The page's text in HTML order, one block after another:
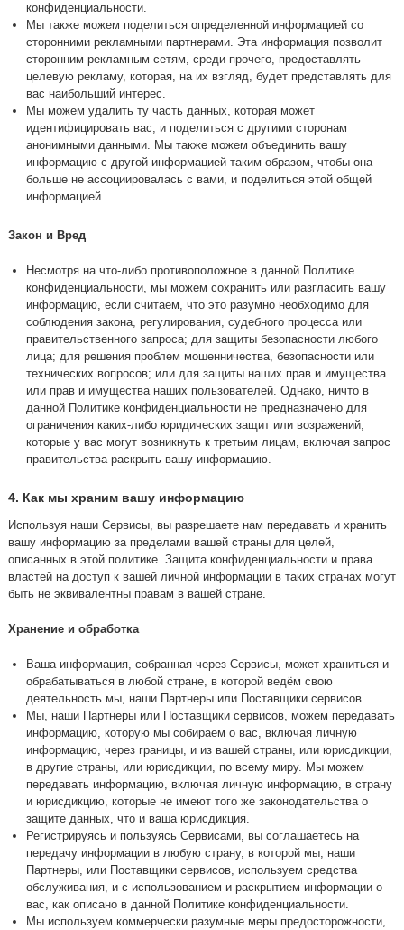
конфиденциальности.
Мы также можем поделиться определенной информацией со
сторонними рекламными партнерами. Эта информация позволит
сторонним рекламным сетям, среди прочего, предоставлять
целевую рекламу, которая, на их взгляд, будет представлять для
вас наибольший интерес.
Мы можем удалить ту часть данных, которая может
идентифицировать вас, и поделиться с другими сторонам
анонимными данными. Мы также можем объединить вашу
информацию с другой информацией таким образом, чтобы она
больше не ассоциировалась с вами, и поделиться этой общей
информацией.
Закон и Вред
Несмотря на что-либо противоположное в данной Политике
конфиденциальности, мы можем сохранить или разгласить вашу
информацию, если считаем, что это разумно необходимо для
соблюдения закона, регулирования, судебного процесса или
правительственного запроса; для защиты безопасности любого
лица; для решения проблем мошенничества, безопасности или
технических вопросов; или для защиты наших прав и имущества
или прав и имущества наших пользователей. Однако, ничто в
данной Политике конфиденциальности не предназначено для
ограничения каких-либо юридических защит или возражений,
которые у вас могут возникнуть к третьим лицам, включая запрос
правительства раскрыть вашу информацию.
4. Как мы храним вашу информацию
Используя наши Сервисы, вы разрешаете нам передавать и хранить
вашу информацию за пределами вашей страны для целей,
описанных в этой политике. Защита конфиденциальности и права
властей на доступ к вашей личной информации в таких странах могут
быть не эквивалентны правам в вашей стране.
Хранение и обработка
Ваша информация, собранная через Сервисы, может храниться и
обрабатываться в любой стране, в которой ведём свою
деятельность мы, наши Партнеры или Поставщики сервисов.
Мы, наши Партнеры или Поставщики сервисов, можем передавать
информацию, которую мы собираем о вас, включая личную
информацию, через границы, и из вашей страны, или юрисдикции,
в другие страны, или юрисдикции, по всему миру. Мы можем
передавать информацию, включая личную информацию, в страну
и юрисдикцию, которые не имеют того же законодательства о
защите данных, что и ваша юрисдикция.
Регистрируясь и пользуясь Сервисами, вы соглашаетесь на
передачу информации в любую страну, в которой мы, наши
Партнеры, или Поставщики сервисов, используем средства
обслуживания, и с использованием и раскрытием информации о
вас, как описано в данной Политике конфиденциальности.
Мы используем коммерчески разумные меры предосторожности,